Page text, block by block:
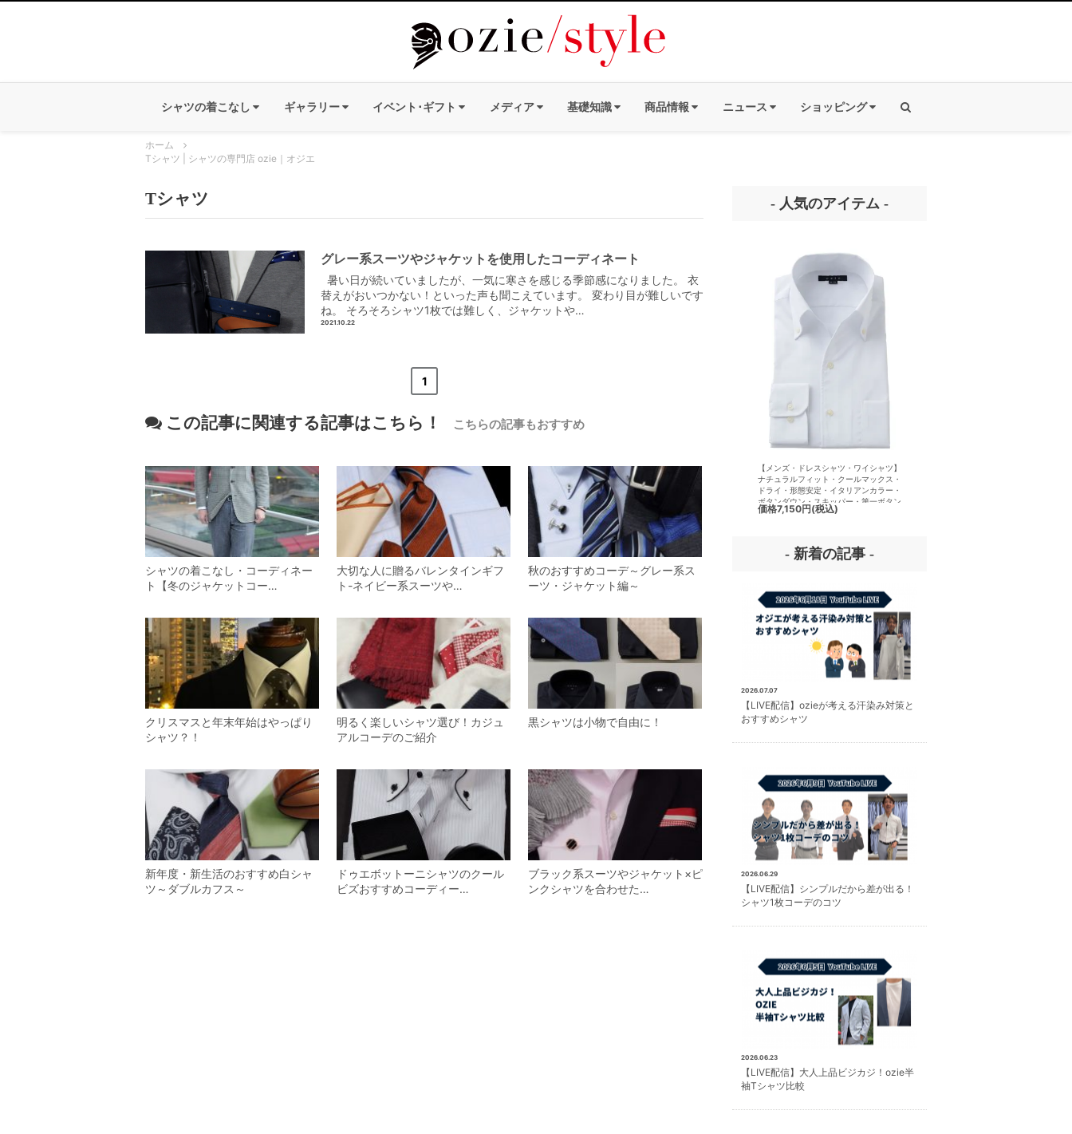
シャツの着こなし ギャラリー イベント･ギフト メディア 基礎知識 商品情報 ニュース ショッピング
ホーム
Tシャツ | シャツの専門店 ozie｜オジエ
Tシャツ
グレー系スーツやジャケットを使用したコーディネート
暑い日が続いていましたが、一気に寒さを感じる季節感になりました。 衣
替えがおいつかない！といった声も聞こえています。 変わり目が難しいです
ね。 そろそろシャツ1枚では難しく、ジャケットや…
2021.10.22
1
この記事に関連する記事はこちら！ こちらの記事もおすすめ
シャツの着こなし・コーディネー
ト【冬のジャケットコー…
大切な人に贈るバレンタインギフ
ト-ネイビー系スーツや…
秋のおすすめコーデ～グレー系ス
ーツ・ジャケット編～
クリスマスと年末年始はやっぱり
シャツ？！
明るく楽しいシャツ選び！カジュ
アルコーデのご紹介
黒シャツは小物で自由に！
新年度・新生活のおすすめ白シャ
ツ～ダブルカフス～
ドゥエボットーニシャツのクール
ビズおすすめコーディー…
ブラック系スーツやジャケット×ピ
ンクシャツを合わせた…
- 人気のアイテム -
【メンズ・ドレスシャツ・ワイシャツ】
ナチュラルフィット・ブロード・ダブル
カフス・ホリゾンタルカラー・カッタウ
ェイ・クレリック
価格 8,800円 (税込)
【メンズ・ドレスシャツ・ワイシャツ】
ナチュラルフィット・クールマックス・
ドライ・形態安定・イタリアンカラー・
ボタンダウン・スキッパー・第一ボタン
無し
価格7,150円(税込)
- 新着の記事 -
2026.07.07
【LIVE配信】ozieが考える汗染み対策と
おすすめシャツ
2026.06.29
【LIVE配信】シンプルだから差が出る！
シャツ1枚コーデのコツ
2026.06.23
【LIVE配信】大人上品ビジカジ！ozie半
袖Tシャツ比較